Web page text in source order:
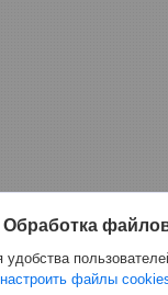
Обработка
файлы